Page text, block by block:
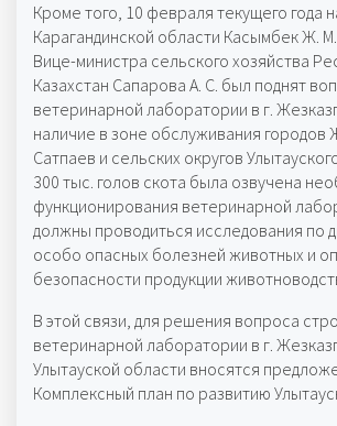
Кроме того, 10 февраля текущего года
Карагандинской области Касымбек Ж.
Вице-министра сельского хозяйства
Казахстан Сапарова А. С. был поднят
ветеринарной лаборатории в г.
наличие в зоне обслуживания городов
Сатпаев и сельских округов
300 тыс. голов скота была озвучена
функционирования ветеринарной
должны проводиться исследования по
особо опасных болезней животных и
безопасности продукции
В этой связи, для решения вопроса
ветеринарной лаборатории в г.
Улытауской области вносятся
Комплексный план по развитию